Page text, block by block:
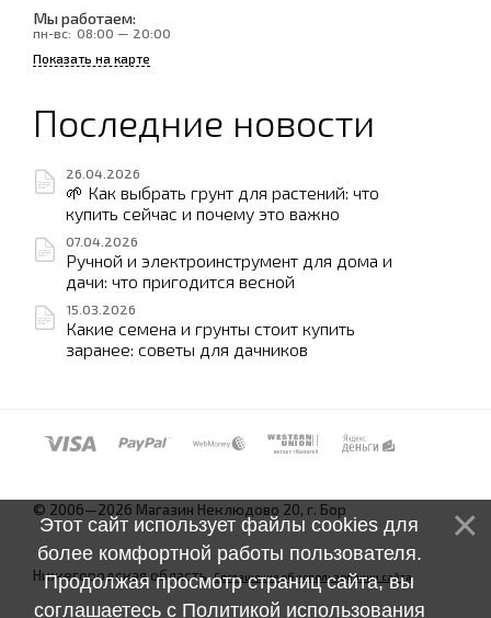
Мы работаем:
пн-вс: 08:00 — 20:00
Показать на карте
Последние новости
26.04.2026
🌱 Как выбрать грунт для растений: что
купить сейчас и почему это важно
07.04.2026
Ручной и электроинструмент для дома и
дачи: что пригодится весной
15.03.2026
Какие семена и грунты стоит купить
заранее: советы для дачников
© 2006—2026 Магазин Неклюдово 20, г. Бор
Нижегородская область.Соглашение об использовании сайта
Этот сайт использует файлы cookies для
более комфортной работы пользователя.
Продолжая просмотр страниц сайта, вы
соглашаетесь с Политикой использования